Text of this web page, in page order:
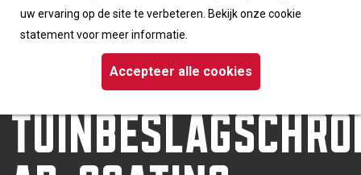
/ Dynaplus tuinbeslagschroef AR-coating ovaalkop TX
DYNAPLUS
uw ervaring op de site te verbeteren. Bekijk onze cookie
statement voor meer informatie.
Accepteer alle cookies